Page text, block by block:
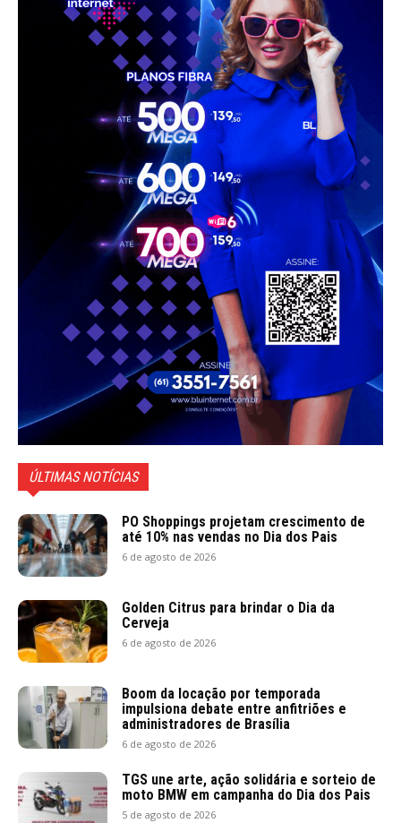
ÚLTIMAS NOTÍCIAS
PO Shoppings projetam crescimento de
até 10% nas vendas no Dia dos Pais
6 de agosto de 2026
Golden Citrus para brindar o Dia da
Cerveja
6 de agosto de 2026
Boom da locação por temporada
impulsiona debate entre anfitriões e
administradores de Brasília
6 de agosto de 2026
TGS une arte, ação solidária e sorteio de
moto BMW em campanha do Dia dos Pais
5 de agosto de 2026